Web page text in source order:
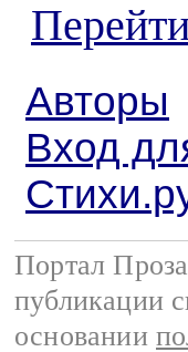
Авторы
Вход
Портал
публикации
основании